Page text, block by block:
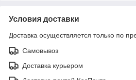
Условия доставки
Доставка осуществляется только по
Самовывоз
Доставка курьером